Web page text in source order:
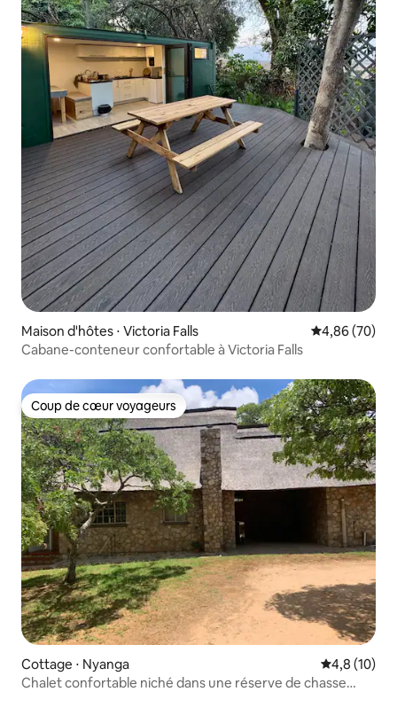
Maison d'hôtes ⋅ Victoria Falls Évaluation
4,86 (70)
Cabane-conteneur confortable à Victoria Falls
Coup de cœur voyageurs
Coup de cœur voyageurs
Cottage ⋅ Nyanga Évaluation
4,8 (10)
Chalet confortable niché dans une réserve de chasse